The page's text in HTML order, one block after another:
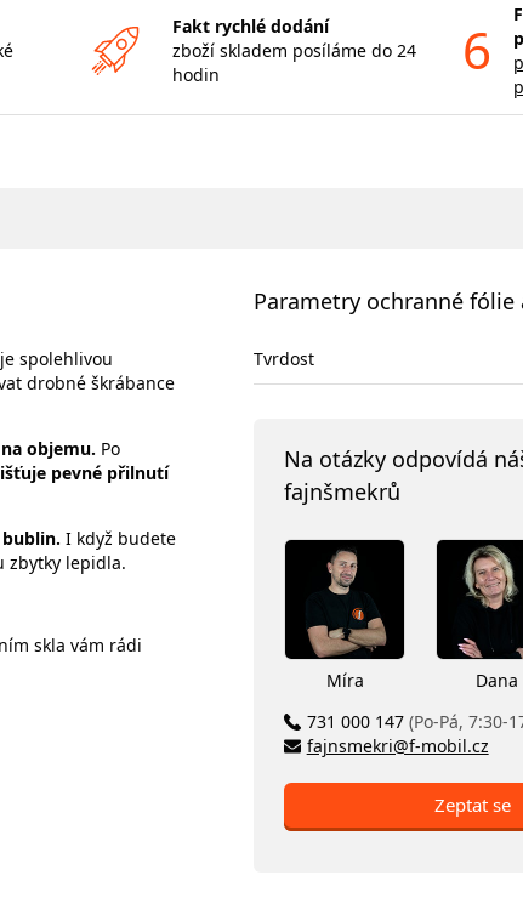
Fakt rychlé dodání
zboží skladem posíláme do 24
hodin
6
spolehlivou
drobné škrábance
objemu. Po
pevné přilnutí
I když budete
zbytky lepidla.
skla vám rádi
Parametry ochranné fólie
Tvrdost
Na otázky odpovídá
fajnšmekrů
Míra
Dana
731 000 147 (Po-Pá, 7:30-
fajnsmekri@f-mobil.cz
Zeptat se